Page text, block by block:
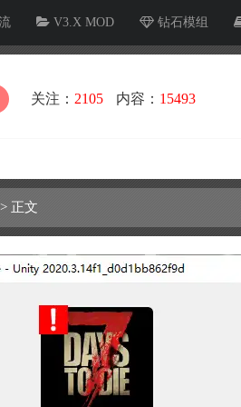
V3.X MOD 钻石模组
关注： 2105 内容： 15493
> 正文